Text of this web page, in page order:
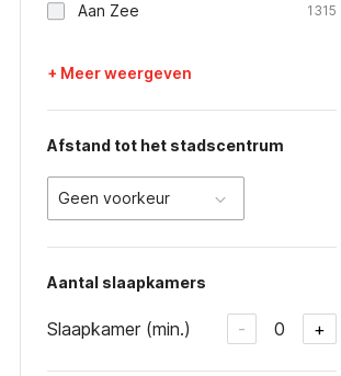
Aan Zee 1315
+ Meer weergeven
Afstand tot het stadscentrum
Geen voorkeur
Aantal slaapkamers
Slaapkamer (min.) - 0 +